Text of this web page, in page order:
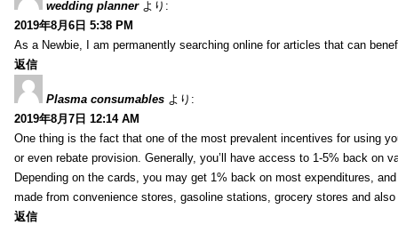
wedding planner より:
2019年8月6日 5:38 PM
As a Newbie, I am permanently searching online for articles that can
返信
Plasma consumables より:
2019年8月7日 12:14 AM
One thing is the fact that one of the most prevalent incentives for using
or even rebate provision. Generally, you’ll have access to 1-5% back on
Depending on the cards, you may get 1% back on most expenditures,
made from convenience stores, gasoline stations, grocery stores and also
返信